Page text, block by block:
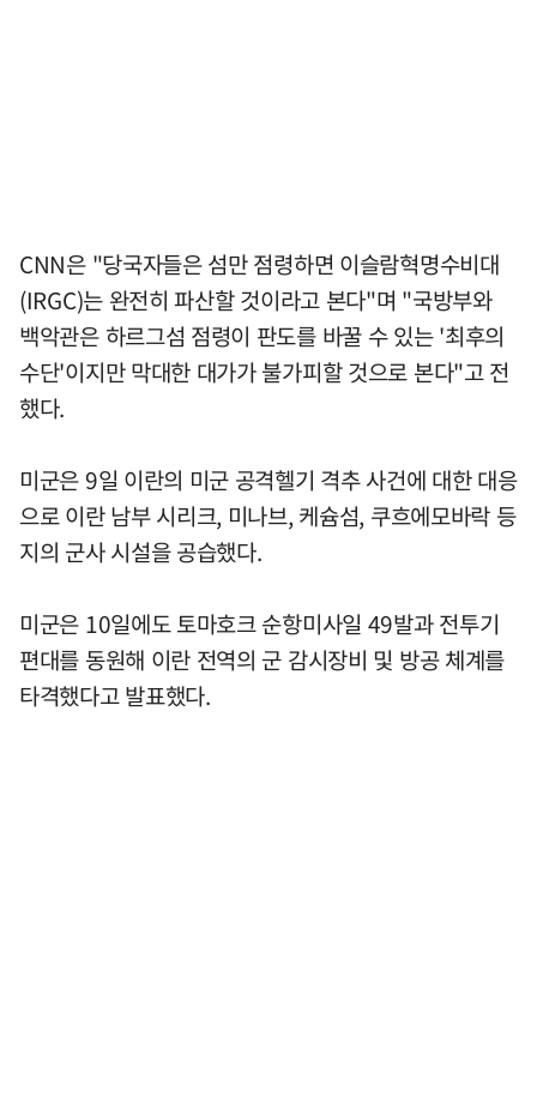
CNN은 "당국자들은 섬만 점령하면 이슬람혁명수비대
(IRGC)는 완전히 파산할 것이라고 본다"며 "국방부와
백악관은 하르그섬 점령이 판도를 바꿀 수 있는 '최후의
수단'이지만 막대한 대가가 불가피할 것으로 본다"고 전
했다.
미군은 9일 이란의 미군 공격헬기 격추 사건에 대한 대응
으로 이란 남부 시리크, 미나브, 케슘섬, 쿠흐에모바락 등
지의 군사 시설을 공습했다.
미군은 10일에도 토마호크 순항미사일 49발과 전투기
편대를 동원해 이란 전역의 군 감시장비 및 방공 체계를
타격했다고 발표했다.